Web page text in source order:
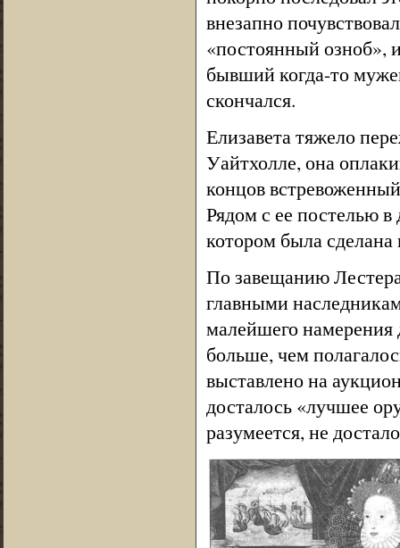
внезапно
«постоянный озноб»,
бывший когда-то
скончался.
Елизавета тяжело
Уайтхолле, она
концов
Рядом с ее постелью
котором была
По завещанию
главными
малейшего намерения
больше, чем
выставлено на
досталось «лучшее
разумеется, не